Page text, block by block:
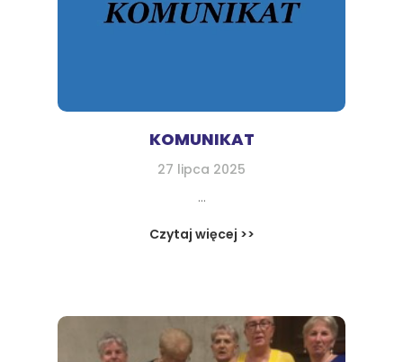
KOMUNIKAT
27 lipca 2025
...
Czytaj więcej >>